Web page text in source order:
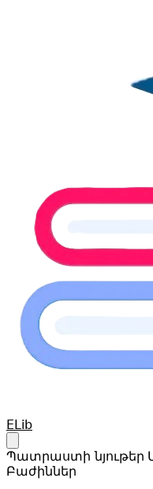
Your Company
ELib
Պատրաստի նյութեր
Բաժիններ